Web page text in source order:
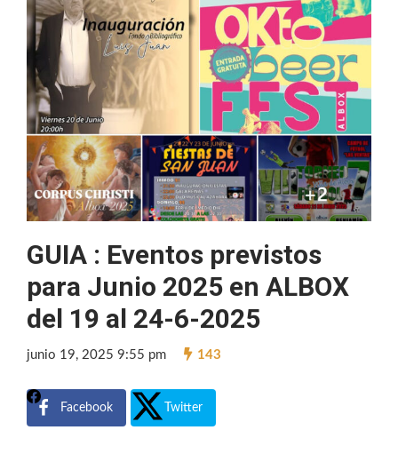
GUIA : Eventos previstos
para Junio 2025 en ALBOX
del 19 al 24-6-2025
junio 19, 2025 9:55 pm 143
Facebook Twitter